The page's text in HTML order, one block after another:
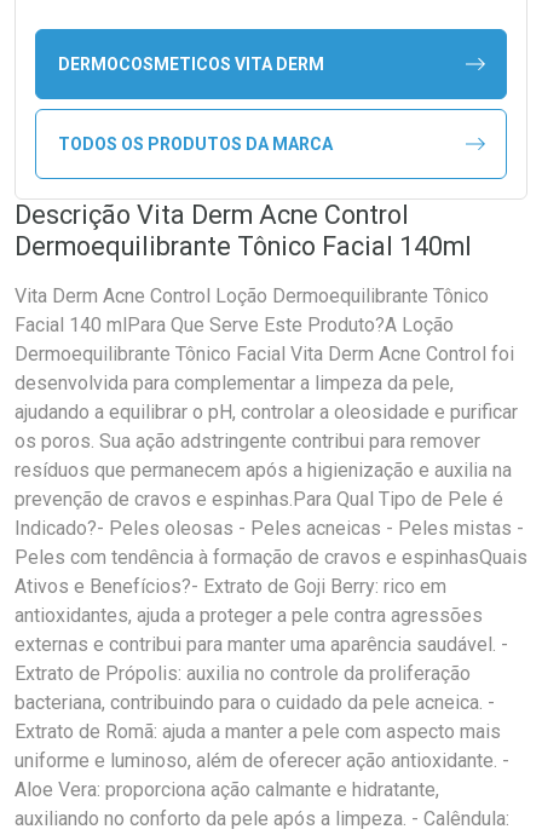
DERMOCOSMETICOS VITA DERM
TODOS OS PRODUTOS DA MARCA
Descrição Vita Derm Acne Control
Dermoequilibrante Tônico Facial 140ml
Vita Derm Acne Control Loção Dermoequilibrante Tônico
Facial 140 mlPara Que Serve Este Produto?A Loção
Dermoequilibrante Tônico Facial Vita Derm Acne Control foi
desenvolvida para complementar a limpeza da pele,
ajudando a equilibrar o pH, controlar a oleosidade e purificar
os poros. Sua ação adstringente contribui para remover
resíduos que permanecem após a higienização e auxilia na
prevenção de cravos e espinhas.Para Qual Tipo de Pele é
Indicado?- Peles oleosas - Peles acneicas - Peles mistas -
Peles com tendência à formação de cravos e espinhasQuais
Ativos e Benefícios?- Extrato de Goji Berry: rico em
antioxidantes, ajuda a proteger a pele contra agressões
externas e contribui para manter uma aparência saudável. -
Extrato de Própolis: auxilia no controle da proliferação
bacteriana, contribuindo para o cuidado da pele acneica. -
Extrato de Romã: ajuda a manter a pele com aspecto mais
uniforme e luminoso, além de oferecer ação antioxidante. -
Aloe Vera: proporciona ação calmante e hidratante,
auxiliando no conforto da pele após a limpeza. - Calêndula: